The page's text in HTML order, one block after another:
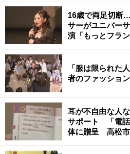
16歳で両足切断
サーがユニバー
演「もっとフラ
「服は限られた
者のファッショ
耳が不自由な人
サポート 「電話
体に贈呈 高松市